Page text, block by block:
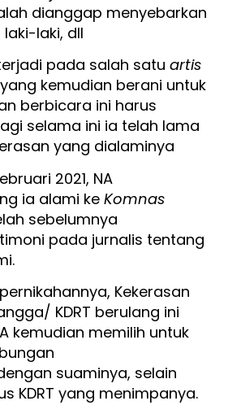
dianggap menyebarkan
laki, dll
pada salah satu artis
yang kemudian berani untuk
berbicara ini harus
selama ini ia telah lama
yang dialaminya
2021, NA
ia alami ke Komnas
sebelumnya
pada jurnalis tentang
Kekerasan
KDRT berulang ini
kemudian memilih untuk
suaminya, selain
KDRT yang menimpanya.